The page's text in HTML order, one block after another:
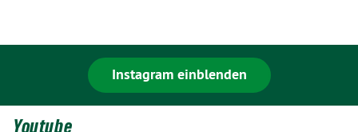
Instagram einblenden
Youtube